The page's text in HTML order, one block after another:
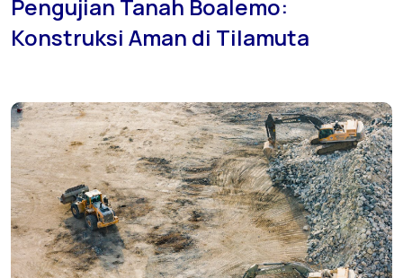
Pengujian Tanah Boalemo:
Konstruksi Aman di Tilamuta